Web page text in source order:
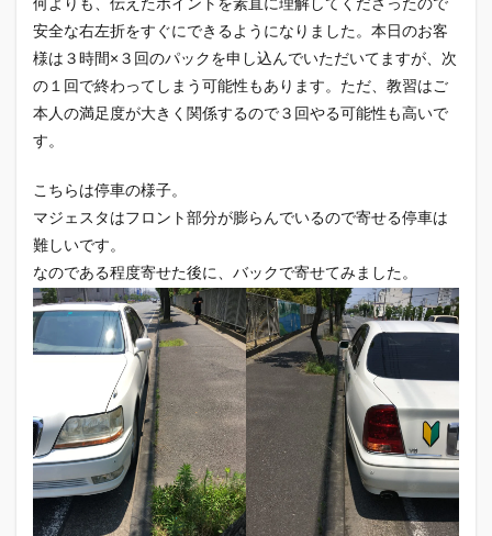
何よりも、伝えたポイントを素直に理解してくださったので
安全な右左折をすぐにできるようになりました。本日のお客
様は３時間×３回のパックを申し込んでいただいてますが、次
の１回で終わってしまう可能性もあります。ただ、教習はご
本人の満足度が大きく関係するので３回やる可能性も高いで
す。
こちらは停車の様子。
マジェスタはフロント部分が膨らんでいるので寄せる停車は
難しいです。
なのである程度寄せた後に、バックで寄せてみました。